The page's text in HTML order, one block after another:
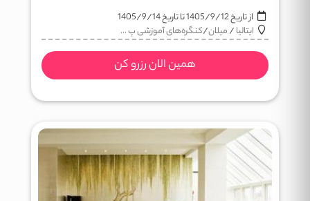
از تاریخ1405/9/12تا تاریخ1405/9/14
ایتالیا/میلان/کنگره‌های آموزشی پ ...
همین الان رزرو کن